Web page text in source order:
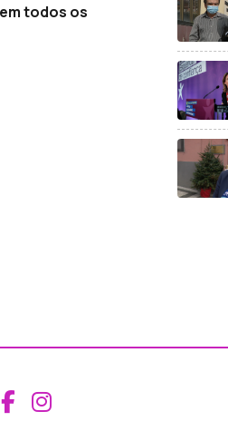
todos os
Aceder ao
Aceder ao